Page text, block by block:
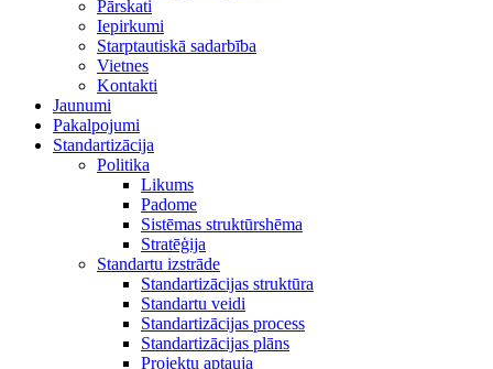
Pārskati
Iepirkumi
Starptautiskā sadarbība
Vietnes
Kontakti
Jaunumi
Pakalpojumi
Standartizācija
Politika
Likums
Padome
Sistēmas struktūrshēma
Stratēģija
Standartu izstrāde
Standartizācijas struktūra
Standartu veidi
Standartizācijas process
Standartizācijas plāns
Projektu aptauja